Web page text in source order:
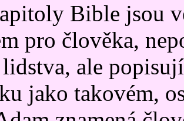
Bible jsou
pro člověka,
ale
jako takovém,